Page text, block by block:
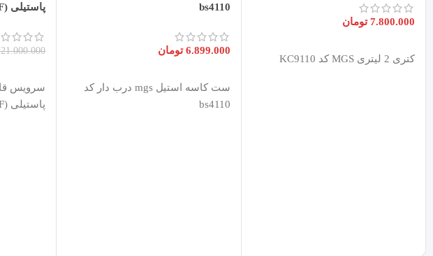
7.800.000 تومان
کتری 2 لیتری MGS کد KC9110
bs4110
6.899.000 تومان
ست کاسه استیل mgs درب دار کد
bs4110
پاستیلی MGS (F)
21.000.000
پاستیلی MGS (F)